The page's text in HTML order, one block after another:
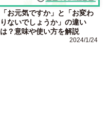
「お元気ですか」と「お変わ
りないでしょうか」の違い
は？意味や使い方を解説
2024/1/24